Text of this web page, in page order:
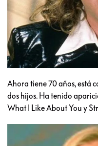
Ahora tiene 70 años, está
dos hijos. Ha tenido
What I Like About You y